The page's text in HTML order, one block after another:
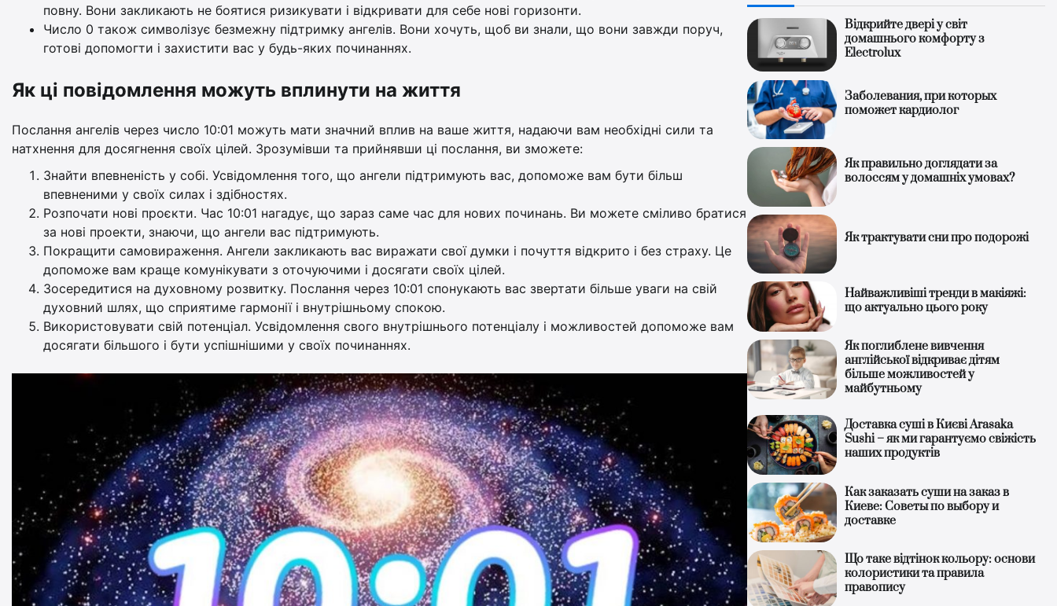
повну. Вони закликають не боятися ризикувати і відкривати для себе нові горизонти.
Число 0 також символізує безмежну підтримку ангелів. Вони хочуть, щоб ви знали, що вони завжди поруч,
готові допомогти і захистити вас у будь-яких починаннях.
Як ці повідомлення можуть вплинути на життя
Послання ангелів через число 10:01 можуть мати значний вплив на ваше життя, надаючи вам необхідні сили та
натхнення для досягнення своїх цілей. Зрозумівши та прийнявши ці послання, ви зможете:
Знайти впевненість у собі. Усвідомлення того, що ангели підтримують вас, допоможе вам бути більш
впевненими у своїх силах і здібностях.
Розпочати нові проєкти. Час 10:01 нагадує, що зараз саме час для нових починань. Ви можете сміливо братися
за нові проекти, знаючи, що ангели вас підтримують.
Покращити самовираження. Ангели закликають вас виражати свої думки і почуття відкрито і без страху. Це
допоможе вам краще комунікувати з оточуючими і досягати своїх цілей.
Зосередитися на духовному розвитку. Послання через 10:01 спонукають вас звертати більше уваги на свій
духовний шлях, що сприятиме гармонії і внутрішньому спокою.
Використовувати свій потенціал. Усвідомлення свого внутрішнього потенціалу і можливостей допоможе вам
досягати більшого і бути успішнішими у своїх починаннях.
Відкрийте двері у світ
домашнього комфорту з
Electrolux
Заболевания, при которых
поможет кардиолог
Як правильно доглядати за
волоссям у домашніх умовах?
Як трактувати сни про подорожі
Найважливіші тренди в макіяжі:
що актуально цього року
Як поглиблене вивчення
англійської відкриває дітям
більше можливостей у
майбутньому
Доставка суші в Києві Arasaka
Sushi – як ми гарантуємо свіжість
наших продуктів
Как заказать суши на заказ в
Киеве: Советы по выбору и
доставке
Що таке відтінок кольору: основи
колористики та правила
правопису